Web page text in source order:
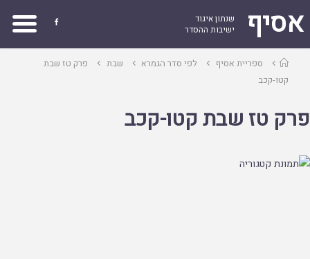
אסיף
שנתון איגוד
ישיבות ההסדר

עמוד
ראשי
ספריית אסיף לפי סדר הגמרא שבת
פרק טז שבת
קטו-קכב
פרק טז שבת קטו-קכב